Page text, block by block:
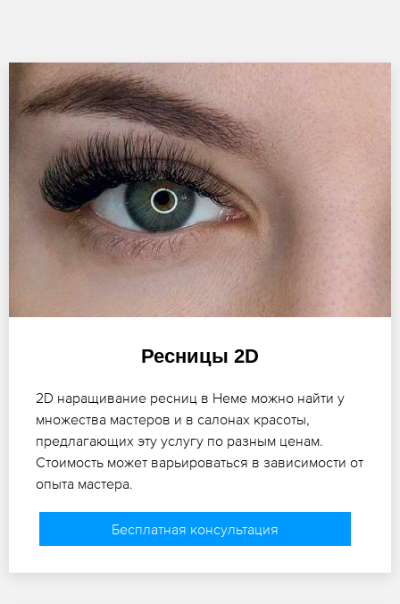
Ресницы 2D
2D наращивание ресниц в Неме можно найти у
множества мастеров и в салонах красоты,
предлагающих эту услугу по разным ценам.
Стоимость может варьироваться в зависимости от
опыта мастера.
Бесплатная консультация